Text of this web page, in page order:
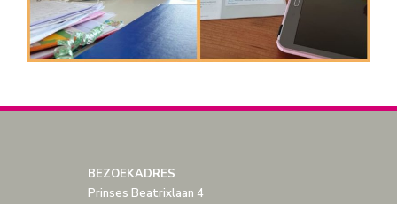
BEZOEKADRES
Prinses Beatrixlaan 4